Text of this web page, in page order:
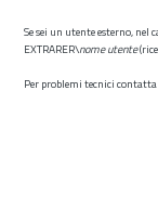
Se sei un utente esterno, nel
EXTRARER\nome utente
Per problemi tecnici contatta